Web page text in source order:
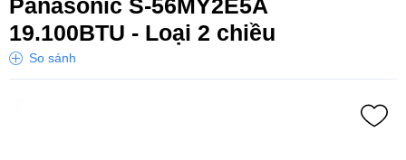
Panasonic S-56MY2E5A
19.100BTU - Loại 2 chiều
So sánh